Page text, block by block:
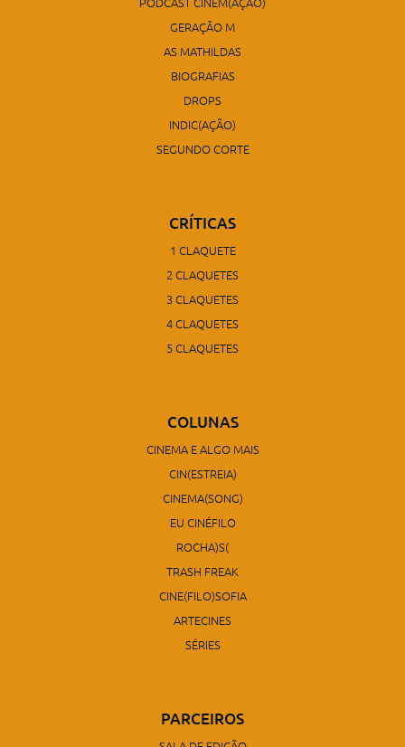
GERAÇÃO M
AS MATHILDAS
BIOGRAFIAS
DROPS
INDIC(AÇÃO)
SEGUNDO CORTE
CRÍTICAS
1 CLAQUETE
2 CLAQUETES
3 CLAQUETES
4 CLAQUETES
5 CLAQUETES
COLUNAS
CINEMA E ALGO MAIS
CIN(ESTREIA)
CINEMA(SONG)
EU CINÉFILO
ROCHA)S(
TRASH FREAK
CINE(FILO)SOFIA
ARTECINES
SÉRIES
PARCEIROS